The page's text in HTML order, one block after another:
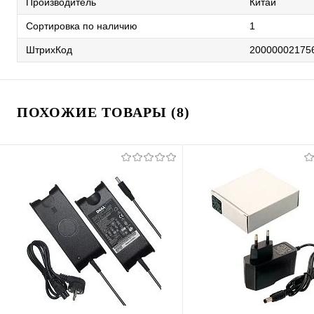
Сортировка по наличию 1
ШтрихКод
ПОХОЖИЕ ТОВАРЫ (8)